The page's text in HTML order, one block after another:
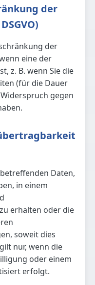
der
der
eine der
z. B. wenn Sie die
(für die Dauer
gegen
Daten,
in einem
erhalten oder die
soweit dies
nur, wenn die
oder einem
erfolgt.